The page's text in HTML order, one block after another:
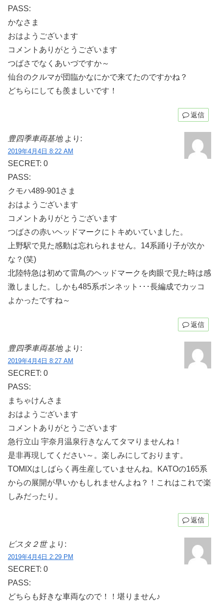
PASS:
かなさま
おはようございます
コメントありがとうございます
つばさでなくあいづですか～
仙台のクルマが団臨かなにかで来てたのですかね？
どちらにしても羨ましいです！
返信
豊四季車両基地 より:
2019年4月4日 8:22 AM
SECRET: 0
PASS:
クモハ489-901さま
おはようございます
コメントありがとうございます
つばさの赤いヘッドマークにトキめいていました。
上野駅で見た感動は忘れられません。14系踊り子が次か
な？(笑)
北陸特急は初めて雷鳥のヘッドマークを肉眼で見た時は感
激しました。しかも485系ボンネット･･･長編成でカッコ
よかったですね～
返信
豊四季車両基地 より:
2019年4月4日 8:27 AM
SECRET: 0
PASS:
まちゃけんさま
おはようございます
コメントありがとうございます
急行立山 宇奈月温泉行きなんてタマりませんね！
是非再現してください～。楽しみにしております。
TOMIXはしばらく再生産していませんね。KATOの165系
からの展開が早いかもしれませんよね？！これはこれで楽
しみだったり。
返信
ビスタ２世 より:
2019年4月4日 2:29 PM
SECRET: 0
PASS:
どちらも好きな車両なので！！堪りません♪